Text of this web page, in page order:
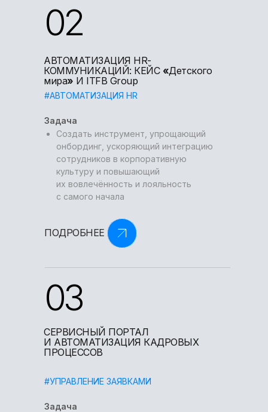
ПОДРОБНЕЕ
Задача
Cоздать инструмент, упрощающий
онбординг, ускоряющий интеграцию
сотрудников в корпоративную
культуру и повышающий
их вовлечённость и лояльность
с самого начала
02
#АВТОМАТИЗАЦИЯ HR
АВТОМАТИЗАЦИЯ HR-
КОММУНИКАЦИЙ: КЕЙС «Детского
мира» И ITFB Group
Задача
03
#УПРАВЛЕНИЕ ЗАЯВКАМИ
СЕРВИСНЫЙ ПОРТАЛ
И АВТОМАТИЗАЦИЯ КАДРОВЫХ
ПРОЦЕССОВ